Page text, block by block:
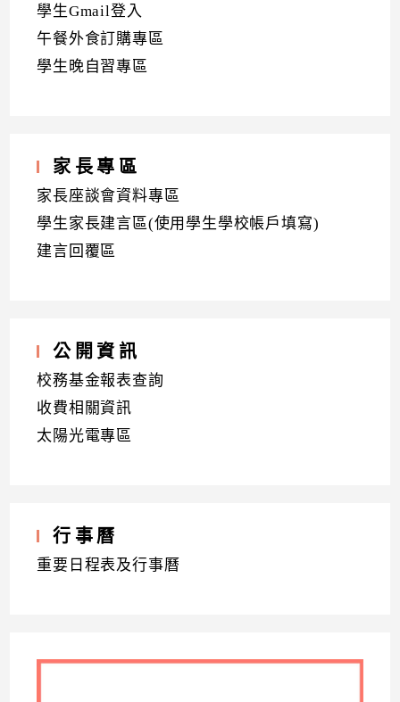
學生Gmail登入
午餐外食訂購專區
學生晚自習專區
家長專區
家長座談會資料專區
學生家長建言區(使用學生學校帳戶填寫)
建言回覆區
公開資訊
校務基金報表查詢
收費相關資訊
太陽光電專區
行事曆
重要日程表及行事曆